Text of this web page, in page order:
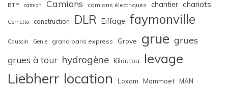
BTP camion Camions camions électriques chantier chariots
Cometto construction DLR Eiffage faymonville
Gaussin Genie grand paris express Grove grue grues
grues à tour hydrogène Kiloutou levage
Liebherr location Loxam Mammoet MAN